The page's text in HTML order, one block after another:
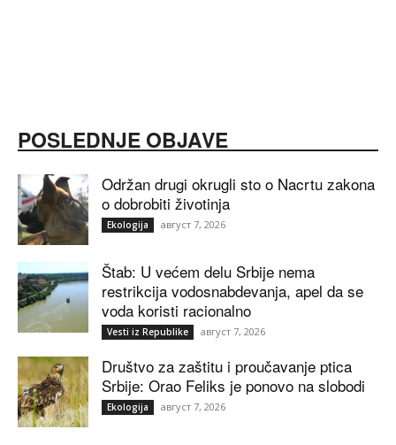
POSLEDNJE OBJAVE
Održan drugi okrugli sto o Nacrtu zakona
o dobrobiti životinja
Ekologija август 7, 2026
Štab: U većem delu Srbije nema
restrikcija vodosnabdevanja, apel da se
voda koristi racionalno
Vesti iz Republike август 7, 2026
Društvo za zaštitu i proučavanje ptica
Srbije: Orao Feliks je ponovo na slobodi
Ekologija август 7, 2026